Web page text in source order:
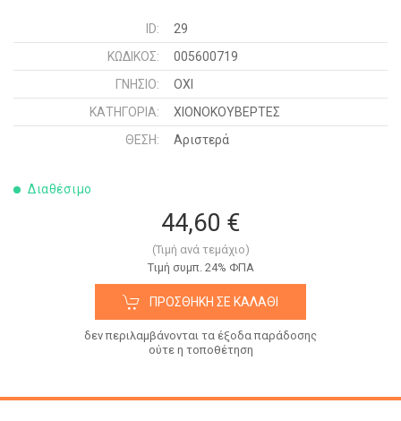
ID:
29
ΚΩΔΙΚΌΣ:
005600719
ΓΝΉΣΙΟ:
ΟΧΙ
ΚΑΤΗΓΟΡΊΑ:
ΧΙΟΝΟΚΟΥΒΕΡΤΕΣ
ΘΈΣΗ:
Αριστερά
Διαθέσιμο
44,60 €
(Τιμή ανά τεμάχιο)
Tιμή συμπ. 24% ΦΠΑ
ΠΡΟΣΘΉΚΗ ΣΕ ΚΑΛΆΘΙ
δεν περιλαμβάνονται τα έξοδα παράδοσης
ούτε η τοποθέτηση